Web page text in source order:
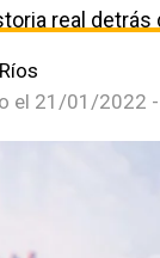
real detrás
el 21/01/2022 -